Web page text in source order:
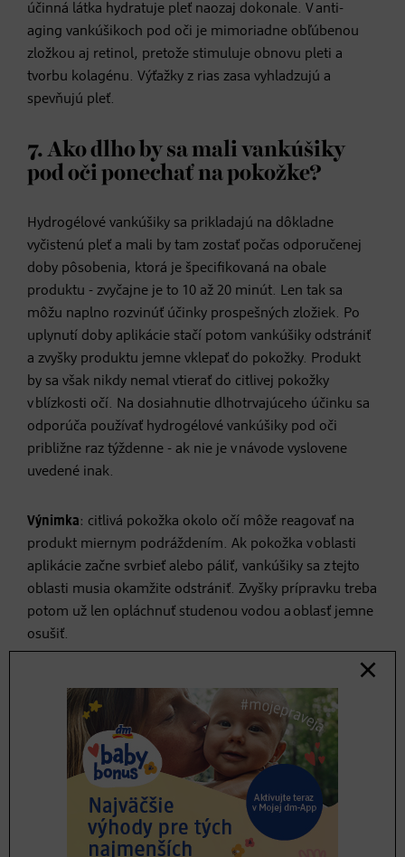
účinná látka hydratuje pleť naozaj dokonale. V anti-
aging vankúšikoch pod oči je mimoriadne obľúbenou
zložkou aj retinol, pretože stimuluje obnovu pleti a
tvorbu kolagénu. Výťažky z rias zasa vyhladzujú a
spevňujú pleť.
7. Ako dlho by sa mali vankúšiky
pod oči ponechať na pokožke?
Hydrogélové vankúšiky sa prikladajú na dôkladne
vyčistenú pleť a mali by tam zostať počas odporučenej
doby pôsobenia, ktorá je špecifikovaná na obale
produktu - zvyčajne je to 10 až 20 minút. Len tak sa
môžu naplno rozvinúť účinky prospešných zložiek. Po
uplynutí doby aplikácie stačí potom vankúšiky odstrániť
a zvyšky produktu jemne vklepať do pokožky. Produkt
by sa však nikdy nemal vtierať do citlivej pokožky
v blízkosti očí. Na dosiahnutie dlhotrvajúceho účinku sa
odporúča používať hydrogélové vankúšiky pod oči
približne raz týždenne - ak nie je v návode vyslovene
uvedené inak.
Výnimka: citlivá pokožka okolo očí môže reagovať na
produkt miernym podráždením. Ak pokožka v oblasti
aplikácie začne svrbieť alebo páliť, vankúšiky sa z tejto
oblasti musia okamžite odstrániť. Zvyšky prípravku treba
potom už len opláchnuť studenou vodou a oblasť jemne
osušiť.
8. Ktoré vankúšiky sú najlepšie
proti tmavým kruhom?
Pokožka okolo očí je veľmi tenká a citlivá. Nemá
podkožné tukové tkanivo, preto cez ňu v týchto miestach
aj presvitajú žily a lymfatické cievy. Únava, stres alebo
choroba môžu spôsobiť nedostatok kyslíka v krvi, čím sa
táto oblasť môže javiť dokonca ešte tmavšia. V dôsledku